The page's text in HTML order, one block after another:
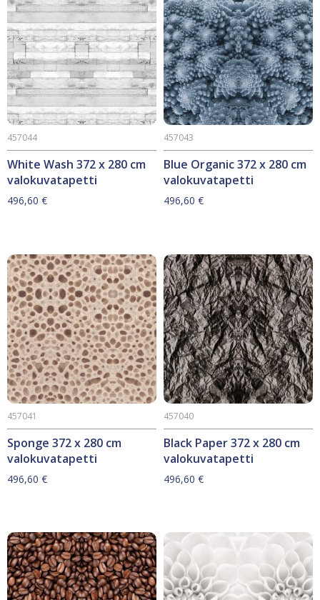
White Wash 372 x 280 cm
valokuvatapetti
457044
496,60 €
Blue Organic 372 x 280 cm
valokuvatapetti
457043
496,60 €
Sponge 372 x 280 cm
valokuvatapetti
457041
496,60 €
Black Paper 372 x 280 cm
valokuvatapetti
457040
496,60 €